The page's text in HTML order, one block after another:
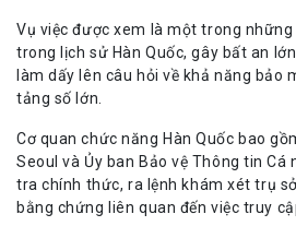
Vụ việc được xem là một trong
trong lịch sử Hàn Quốc, gây bất an
làm dấy lên câu hỏi về khả năng bảo
tảng số lớn.
Cơ quan chức năng Hàn Quốc bao
Seoul và Ủy ban Bảo vệ Thông tin Cá
tra chính thức, ra lệnh khám xét trụ
bằng chứng liên quan đến việc truy